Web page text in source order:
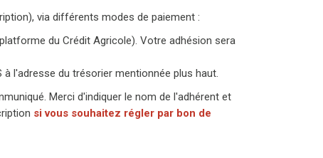
via différents modes de paiement :
du Crédit Agricole). Votre adhésion sera
l'adresse du trésorier mentionnée plus haut.
Merci d'indiquer le nom de l'adhérent et
si vous souhaitez régler par bon de